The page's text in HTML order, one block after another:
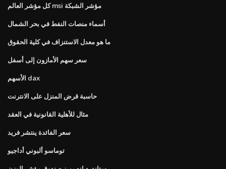
كل مؤشر العالم msi مؤشر الشبكة
أسماء منصات النفط في بحر الشمال
ما هو معدل الاستنزاف في كلية الحقوق
سعر سهم الأمازون إلى أسفل
الأسهم dax
حاسبة قرض المنزل على الانترنت
مثال للأهلية القانونية في العقد
سعر الفائدة ينتشر فريد
توماسو ألبوني أداجيو